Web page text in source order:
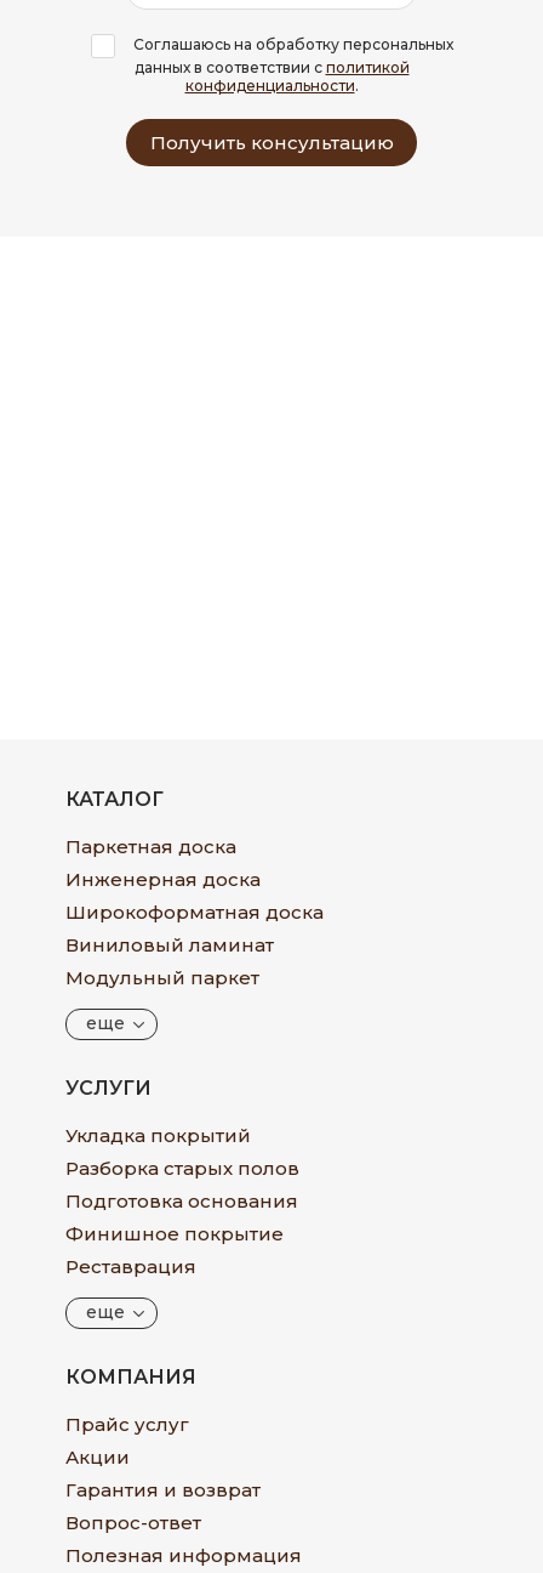
Соглашаюсь на обработку персональных
данных в соответствии с политикой
конфиденциальности.
Получить консультацию
КАТАЛОГ
Паркетная доска
Инженерная доска
Широкоформатная доска
Виниловый ламинат
Модульный паркет
еще
УСЛУГИ
Укладка покрытий
Разборка старых полов
Подготовка основания
Финишное покрытие
Реставрация
еще
КОМПАНИЯ
Прайс услуг
Акции
Гарантия и возврат
Вопрос-ответ
Полезная информация